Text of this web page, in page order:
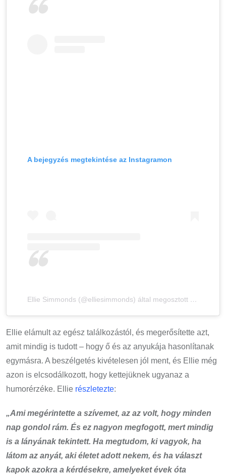
A bejegyzés megtekintése az Instagramon
Ellie Simmonds (@elliesimmonds) által megosztott bejegyzés
Ellie elámult az egész találkozástól, és megerősítette azt,
amit mindig is tudott – hogy ő és az anyukája hasonlítanak
egymásra. A beszélgetés kivételesen jól ment, és Ellie még
azon is elcsodálkozott, hogy kettejüknek ugyanaz a
humorérzéke. Ellie részletezte:
„Ami megérintette a szívemet, az az volt, hogy minden
nap gondol rám. És ez nagyon megfogott, mert mindig
is a lányának tekintett. Ha megtudom, ki vagyok, ha
látom az anyát, aki életet adott nekem, és ha választ
kapok azokra a kérdésekre, amelyeket évek óta